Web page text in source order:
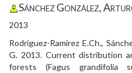
Sánchez González,
2013
Rodríguez-Ramírez E.Ch.,
G. 2013. Current distribution
forests (Fagus grandifolia